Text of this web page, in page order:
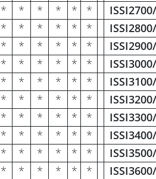
* * * * * *
* * * * * *
* * * * * *
* * * * * *
* * * * * *
* * * * * *
* * * * * *
* * * * * *
* * * * * *
* * * * * *